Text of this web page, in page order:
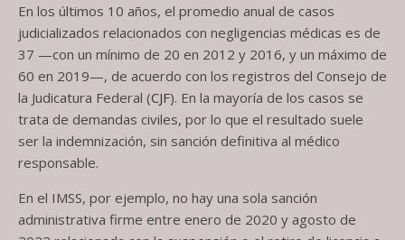
En los últimos 10 años, el promedio anual de casos
judicializados relacionados con negligencias médicas es de
37 —con un mínimo de 20 en 2012 y 2016, y un máximo de
60 en 2019—, de acuerdo con los registros del Consejo de
la Judicatura Federal (CJF). En la mayoría de los casos se
trata de demandas civiles, por lo que el resultado suele
ser la indemnización, sin sanción definitiva al médico
responsable.
En el IMSS, por ejemplo, no hay una sola sanción
administrativa firme entre enero de 2020 y agosto de